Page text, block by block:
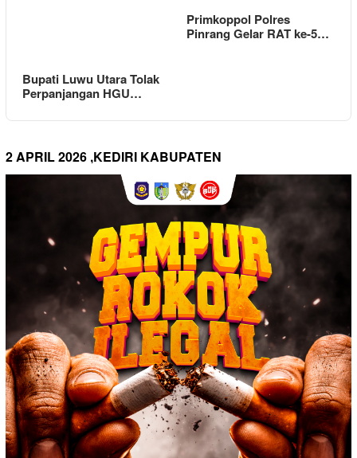
Bupati Luwu Utara Tolak
Perpanjangan HGU…
Primkoppol Polres
Pinrang Gelar RAT ke-5…
2 APRIL 2026 ,KEDIRI KABUPATEN